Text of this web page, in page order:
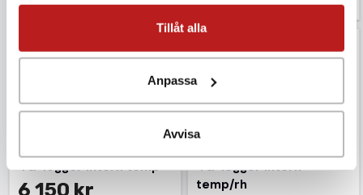
Tillåt alla
Anpassa
Avvisa
4G-logger intern temp
6 150 kr
4G-logger intern
temp/rh